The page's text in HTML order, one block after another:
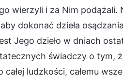
wierzyli i za Nim
dokonać dzieła
Jego dzieło w dniach
świadczy o tym,
całej ludzkości, całemu